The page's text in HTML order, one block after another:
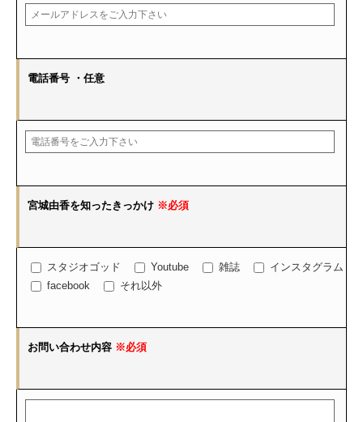
電話番号 ・任意
宮城由香を知ったきっかけ ※必須
スタジオゴッド Youtube 雑誌
インスタグラム
facebook
それ以外
お問い合わせ内容 ※必須